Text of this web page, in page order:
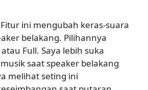
ini mengubah keras-suara
belakang. Pilihannya
Full. Saya lebih suka
saat speaker belakang
melihat seting ini